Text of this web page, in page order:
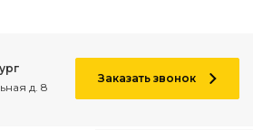
д. 8
Заказать звонок